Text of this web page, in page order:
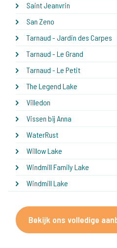
Saint Jeanvrin
San Zeno
Tarnaud - Jardin des Carpes
Tarnaud - Le Grand
Tarnaud - Le Petit
The Legend Lake
Villedon
Vissen bij Anna
WaterRust
Willow Lake
Windmill Family Lake
Windmill Lake
Bekijk ons volledige